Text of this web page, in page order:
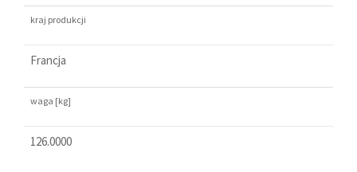
kraj produkcji
Francja
waga [kg]
126.0000